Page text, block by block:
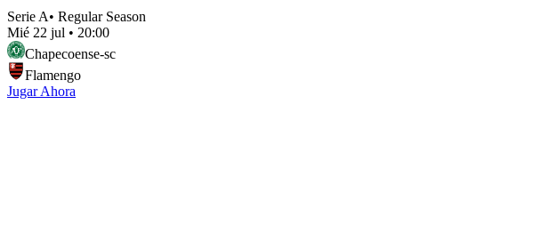
Serie A• Regular Season
Mié 22 jul • 20:00
Chapecoense-sc
Flamengo
Jugar Ahora